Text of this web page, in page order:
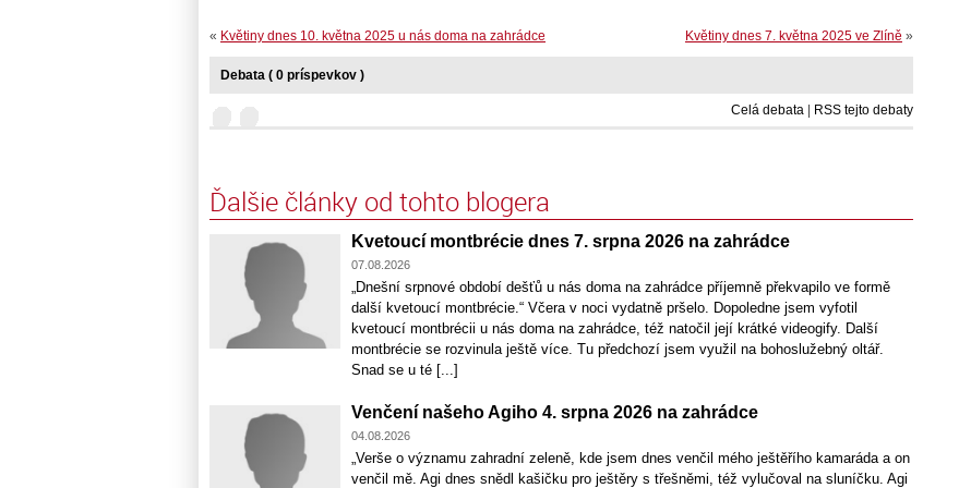
Květiny dnes 7. května 2025 ve Zlíně »
« Květiny dnes 10. května 2025 u nás doma na zahrádce
Debata ( 0 príspevkov )
Celá debata RSS tejto debaty
Ďalšie články od tohto blogera
Kvetoucí montbrécie dnes 7. srpna 2026 na zahrádce
07.08.2026
„Dnešní srpnové období dešťů u nás doma na zahrádce příjemně překvapilo ve formě
další kvetoucí montbrécie.“ Včera v noci vydatně pršelo. Dopoledne jsem vyfotil
kvetoucí montbrécii u nás doma na zahrádce, též natočil její krátké videogify. Další
montbrécie se rozvinula ještě více. Tu předchozí jsem využil na bohoslužebný oltář.
Snad se u té [...]
Venčení našeho Agiho 4. srpna 2026 na zahrádce
04.08.2026
„Verše o významu zahradní zeleně, kde jsem dnes venčil mého ještěřího kamaráda a on
venčil mě. Agi dnes snědl kašičku pro ještěry s třešněmi, též vylučoval na sluníčku. Agi